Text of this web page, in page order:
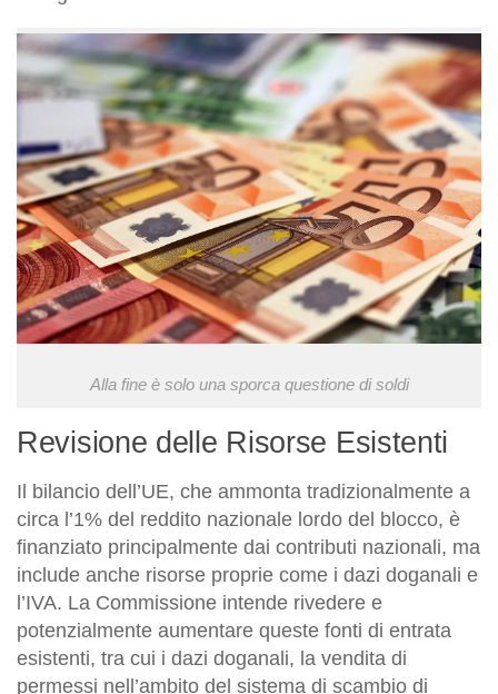
Alla fine è solo una sporca questione di soldi
Revisione delle Risorse Esistenti
Il bilancio dell’UE, che ammonta tradizionalmente a
circa l’1% del reddito nazionale lordo del blocco, è
finanziato principalmente dai contributi nazionali, ma
include anche risorse proprie come i dazi doganali e
l’IVA. La Commissione intende rivedere e
potenzialmente aumentare queste fonti di entrata
esistenti, tra cui i dazi doganali, la vendita di
permessi nell’ambito del sistema di scambio di